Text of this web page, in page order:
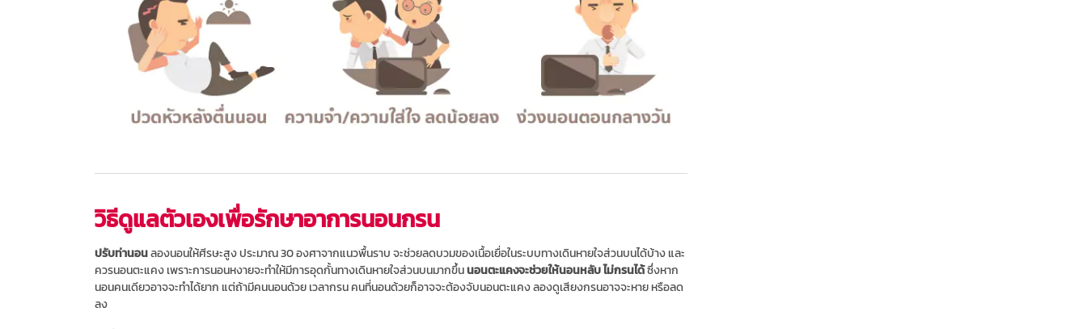
วิธีดูแลตัวเองเพื่อรักษาอาการนอนกรน
ปรับท่านอนลองนอนให้ศีรษะสูง ประมาณ 30 องศาจากแนวพื้นราบ จะช่วยลดบวมของเนื้อเยื่อในระบบทางเดินหายใจส่วนบนได้บ้าง และ
ควรนอนตะแคง เพราะการนอนหงายจะทำให้มีการอุดกั้นทางเดินหายใจส่วนบนมากขึ้นนอนตะแคงจะช่วยให้นอนหลับ ไม่กรนได้ซึ่งหาก
นอนคนเดียวอาจจะทำได้ยาก แต่ถ้ามีคนนอนด้วย เวลากรน คนที่นอนด้วยก็อาจจะต้องจับนอนตะแคง ลองดูเสียงกรนอาจจะหาย หรือลด
ลง